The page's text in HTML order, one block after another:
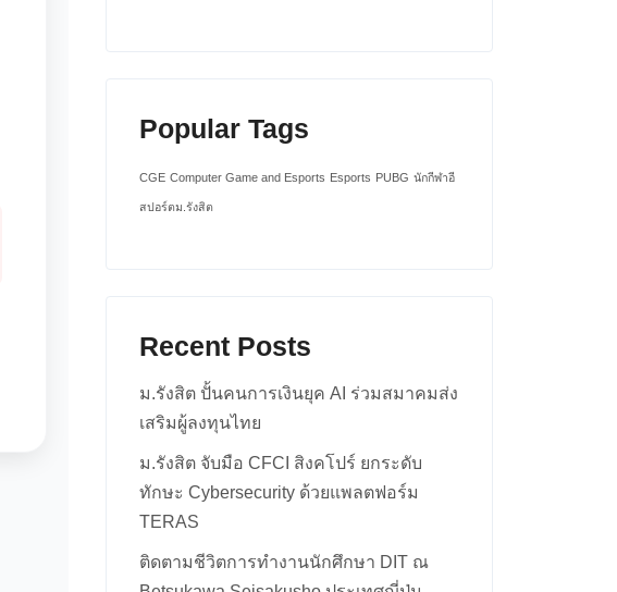
Popular Tags
CGE Computer Game and Esports Esports PUBG นักกีฬาอี
สปอร์ตม.รังสิต
Recent Posts
ม.รังสิต ปั้นคนการเงินยุค AI ร่วมสมาคมส่ง
เสริมผู้ลงทุนไทย
ม.รังสิต จับมือ CFCI สิงคโปร์ ยกระดับ
ทักษะ Cybersecurity ด้วยแพลตฟอร์ม
TERAS
ติดตามชีวิตการทำงานนักศึกษา DIT ณ